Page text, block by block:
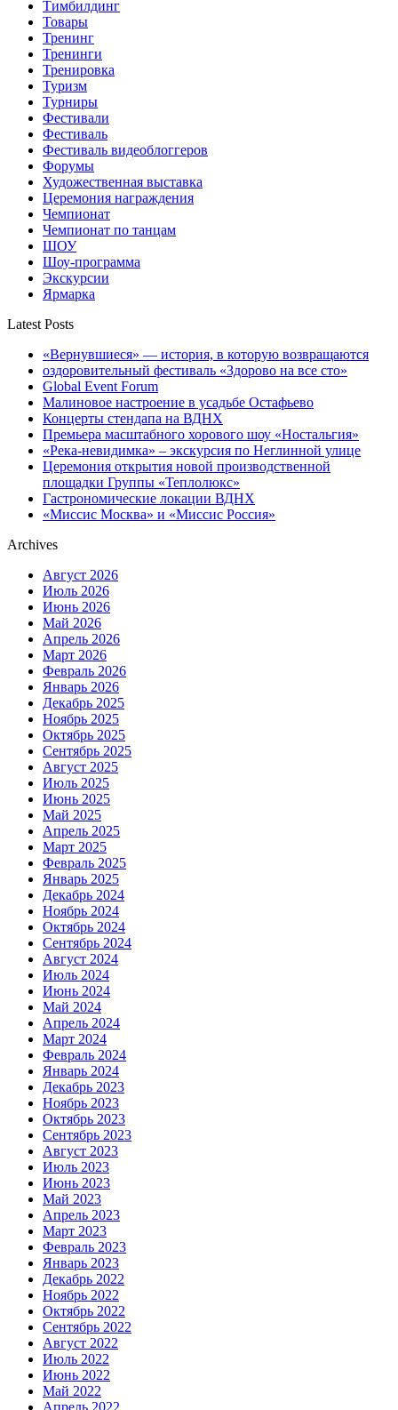
Тимбилдинг
Товары
Тренинг
Тренинги
Тренировка
Туризм
Турниры
Фестивали
Фестиваль
Фестиваль видеоблоггеров
Форумы
Художественная выставка
Церемония награждения
Чемпионат
Чемпионат по танцам
ШОУ
Шоу-программа
Экскурсии
Ярмарка
Latest Posts
«Вернувшиеся» — история, в которую возвращаются
оздоровительный фестиваль «Здорово на все сто»
Global Event Forum
Малиновое настроение в усадьбе Остафьево
Концерты стендапа на ВДНХ
Премьера масштабного хорового шоу «Ностальгия»
«Река-невидимка» – экскурсия по Неглинной улице
Церемония открытия новой производственной
площадки Группы «Теплолюкс»
Гастрономические локации ВДНХ
«Миссис Москва» и «Миссис Россия»
Archives
Август 2026
Июль 2026
Июнь 2026
Май 2026
Апрель 2026
Март 2026
Февраль 2026
Январь 2026
Декабрь 2025
Ноябрь 2025
Октябрь 2025
Сентябрь 2025
Август 2025
Июль 2025
Июнь 2025
Май 2025
Апрель 2025
Март 2025
Февраль 2025
Январь 2025
Декабрь 2024
Ноябрь 2024
Октябрь 2024
Сентябрь 2024
Август 2024
Июль 2024
Июнь 2024
Май 2024
Апрель 2024
Март 2024
Февраль 2024
Январь 2024
Декабрь 2023
Ноябрь 2023
Октябрь 2023
Сентябрь 2023
Август 2023
Июль 2023
Июнь 2023
Май 2023
Апрель 2023
Март 2023
Февраль 2023
Январь 2023
Декабрь 2022
Ноябрь 2022
Октябрь 2022
Сентябрь 2022
Август 2022
Июль 2022
Июнь 2022
Май 2022
Апрель 2022